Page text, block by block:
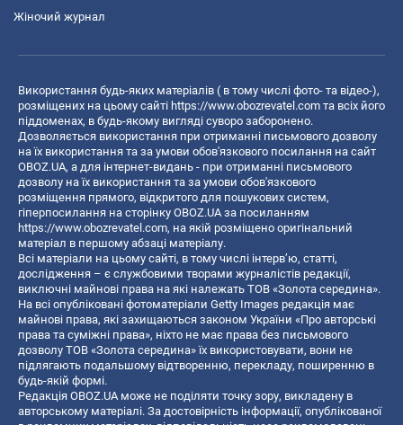
Жіночий журнал
Використання будь-яких матеріалів ( в тому числі фото- та відео-),
розміщених на цьому сайті https://www.obozrevatel.com та всіх його
піддоменах, в будь-якому вигляді суворо заборонено.
Дозволяється використання при отриманні письмового дозволу
на їх використання та за умови обов'язкового посилання на сайт
OBOZ.UA, а для інтернет-видань - при отриманні письмового
дозволу на їх використання та за умови обов'язкового
розміщення прямого, відкритого для пошукових систем,
гіперпосилання на сторінку OBOZ.UA за посиланням
https://www.obozrevatel.com, на якій розміщено оригінальний
матеріал в першому абзаці матеріалу.
Всі матеріали на цьому сайті, в тому числі інтерв’ю, статті,
дослідження – є службовими творами журналістів редакції,
виключні майнові права на які належать ТОВ «Золота середина».
На всі опубліковані фотоматеріали Getty Images редакція має
майнові права, які захищаються законом України «Про авторські
права та суміжні права», ніхто не має права без письмового
дозволу ТОВ «Золота середина» їх використовувати, вони не
підлягають подальшому відтворенню, перекладу, поширенню в
будь-якій формі.
Редакція OBOZ.UA може не поділяти точку зору, викладену в
авторському матеріалі. За достовірність інформації, опублікованої